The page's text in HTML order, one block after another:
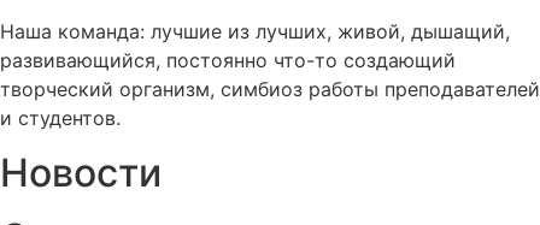
Наша команда: лучшие из лучших, живой, дышащий,
развивающийся, постоянно что-то создающий
творческий организм, симбиоз работы преподавателей
и студентов.
Новости